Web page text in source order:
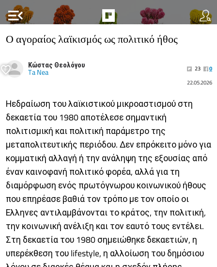
menu_open
Ο αγοραίος λαϊκισμός ως πολιτικό ήθος
Κώστας Θεολόγου
Ta Nea 23
0
22.05.2026
Ηεδραίωση του λαϊκιστικού μικροαστισμού στη
δεκαετία του 1980 αποτέλεσε σημαντική
πολιτισμική και πολιτική παράμετρο της
μεταπολιτευτικής περιόδου. Δεν επρόκειτο μόνο για
κομματική αλλαγή ή την ανάληψη της εξουσίας από
έναν καινοφανή πολιτικό φορέα, αλλά για τη
διαμόρφωση ενός πρωτόγνωρου κοινωνικού ήθους
που επηρέασε βαθιά τον τρόπο με τον οποίο οι
Ελληνες αντιλαμβάνονται το κράτος, την πολιτική,
την κοινωνική ανέλιξη και τον εαυτό τους εντέλει.
Στη δεκαετία του 1980 σημειώθηκε δεκαετιών, η
υπερέκθεση του lifestyle, η αλλοίωση του δημόσιου